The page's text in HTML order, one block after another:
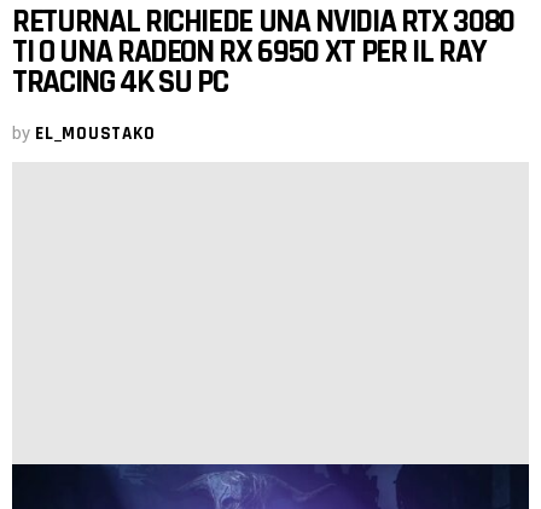
RETURNAL RICHIEDE UNA NVIDIA RTX 3080
TI O UNA RADEON RX 6950 XT PER IL RAY
TRACING 4K SU PC
by EL_MOUSTAKO